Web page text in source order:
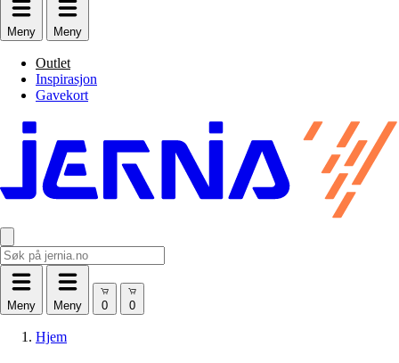
Meny Meny
Outlet
Inspirasjon
Gavekort
Meny Meny
Hjem